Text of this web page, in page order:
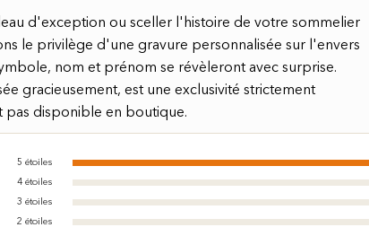
d'exception ou sceller l'histoire de votre sommelier
le privilège d'une gravure personnalisée sur l'envers
nom et prénom se révèleront avec surprise.
gracieusement, est une exclusivité strictement
pas disponible en boutique.
5 étoiles
4 étoiles
3 étoiles
2 étoiles